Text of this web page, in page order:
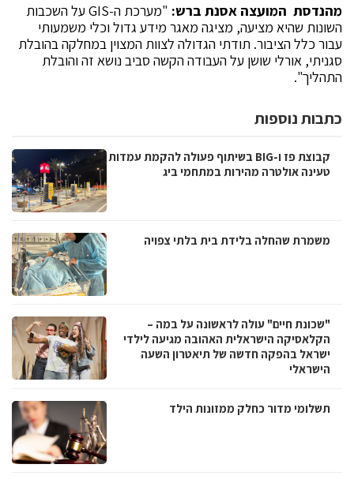
מהנדסת המועצה אסנת ברש:
"מערכת ה-GIS על השכבות
השונות שהיא מציעה, מציגה מאגר מידע גדול וכלי משמעותי
עבור כלל הציבור. תודתי הגדולה לצוות המצוין במחלקה בהובלת
סגניתי, אורלי שושן על העבודה הקשה סביב נושא זה והובלת
התהליך".
כתבות נוספות
קבוצת פז ו-BIG בשיתוף פעולה להקמת עמדות
טעינה אולטרה מהירות במתחמי ביג
משמרת שהחלה בלידת בית בלתי צפויה
"שכונת חיים" עולה לראשונה על במה –
הקלאסיקה הישראלית האהובה מגיעה לילדי
ישראל בהפקה חדשה של תיאטרון השעה
הישראלי
תשלומי מדור כחלק ממזונות הילד